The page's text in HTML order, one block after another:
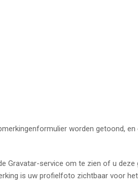
worden getoond,
Gravatar-service om te zien of u deze
is uw profielfoto zichtbaar voor